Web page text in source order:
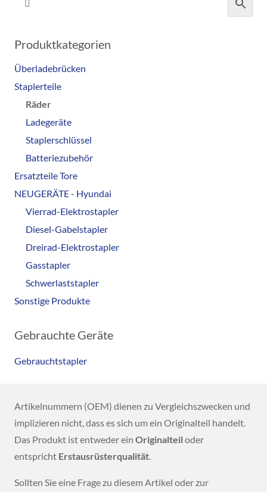
Produktkategorien
Überladebrücken
Staplerteile
Räder
Ladegeräte
Staplerschlüssel
Batteriezubehör
Ersatzteile Tore
NEUGERÄTE - Hyundai
Vierrad-Elektrostapler
Diesel-Gabelstapler
Dreirad-Elektrostapler
Gasstapler
Schwerlaststapler
Sonstige Produkte
Gebrauchte Geräte
Gebrauchtstapler
Artikelnummern (OEM) dienen zu Vergleichszwecken und
implizieren nicht, dass es sich um ein Originalteil handelt.
Das Produkt ist entweder ein Originalteil oder
entspricht Erstausrüsterqualität.
Sollten Sie eine Frage zu diesem Artikel oder zur